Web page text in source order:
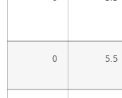
5.5
0